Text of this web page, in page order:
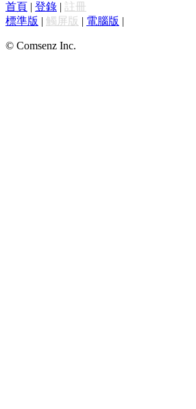
首頁 | 登錄 | 註冊
標準版 | 觸屏版 | 電腦版 |
© Comsenz Inc.